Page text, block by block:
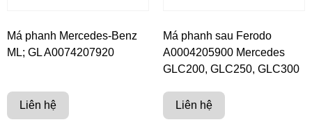
Má phanh Mercedes-Benz
ML; GL A0074207920
Liên hệ
Má phanh sau Ferodo
A0004205900 Mercedes
GLC200, GLC250, GLC300
Liên hệ